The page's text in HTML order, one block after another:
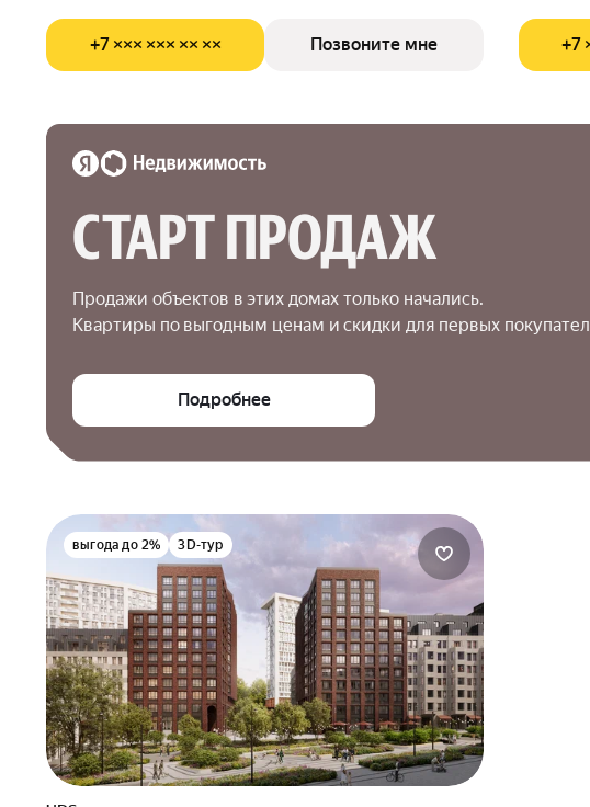
+7 ××× ××× ×× ×× Позвоните мне +7
СТАРТ ПРОДАЖ
Продажи объектов в этих домах только начались.
Квартиры по выгодным ценам и скидки для первых
Подробнее
выгода до 2% 3D-тур